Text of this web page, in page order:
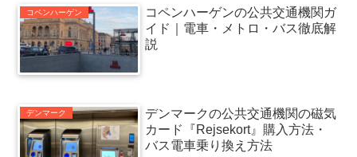
コペンハーゲン
コペンハーゲンの公共交通機関ガ
イド｜電車・メトロ・バス徹底解
説
デンマーク
デンマークの公共交通機関の磁気
カード『Rejsekort』購入方法・
バス電車乗り換え方法